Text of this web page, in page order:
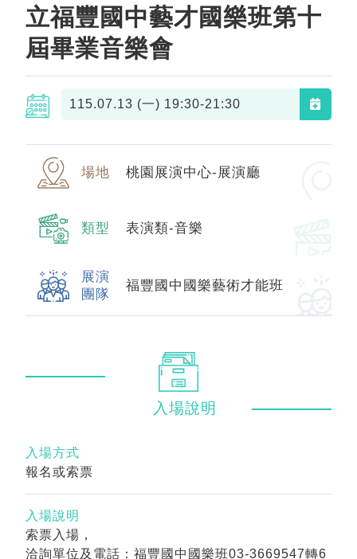
立福豐國中藝才國樂班第十
屆畢業音樂會
115.07.13 (一) 19:30-21:30
場地 桃園展演中心-展演廳
類型 表演類-音樂
展演
團隊
福豐國中國樂藝術才能班
入場說明
入場方式
報名或索票
入場說明
索票入場，
洽詢單位及電話：福豐國中國樂班03-3669547轉6